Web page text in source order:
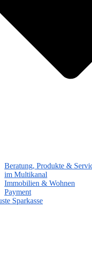
Beratung, Produkte &
im Multikanal
Immobilien & Wohnen
Payment
Sparkasse